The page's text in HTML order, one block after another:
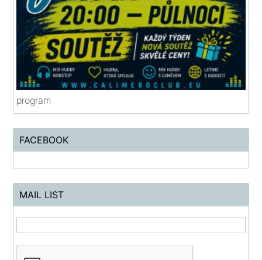
program
FACEBOOK
MAIL LIST